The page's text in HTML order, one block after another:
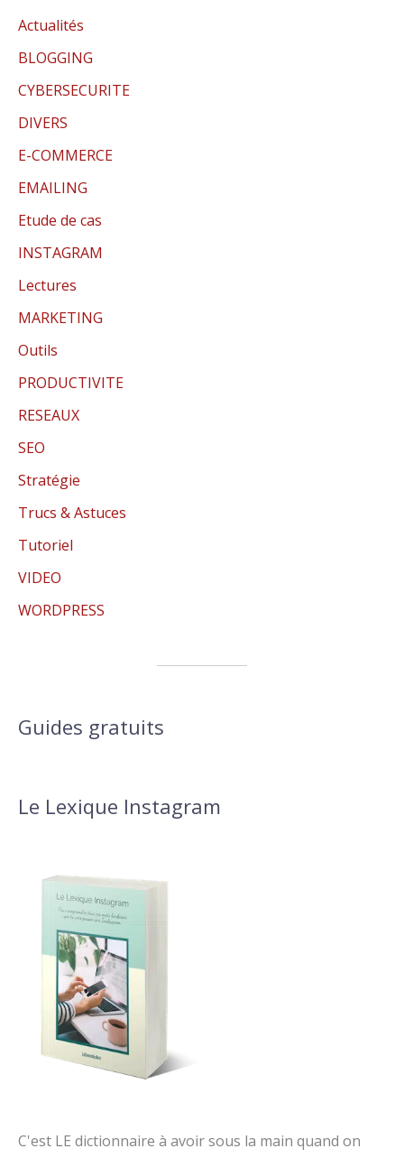
Actualités
BLOGGING
CYBERSECURITE
DIVERS
E-COMMERCE
EMAILING
Etude de cas
INSTAGRAM
Lectures
MARKETING
Outils
PRODUCTIVITE
RESEAUX
SEO
Stratégie
Trucs & Astuces
Tutoriel
VIDEO
WORDPRESS
Guides gratuits
Le Lexique Instagram
C'est LE dictionnaire à avoir sous la main quand on